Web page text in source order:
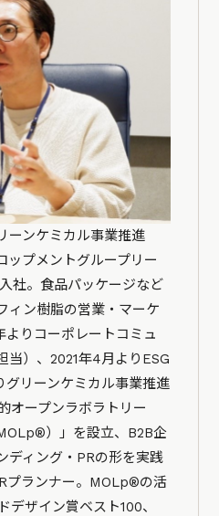
ンケミカル事業推進
プメントグループリー
社。食品パッケージなど
ィン樹脂の営業・マーケ
よりコーポレートコミュ
当）、2021年4月よりESG
リーンケミカル事業推進
オープンラボラトリー
）」を設立、B2B企
ディング・PRの形を実践
プランナー。MOLp®の活
デザイン賞ベスト100、